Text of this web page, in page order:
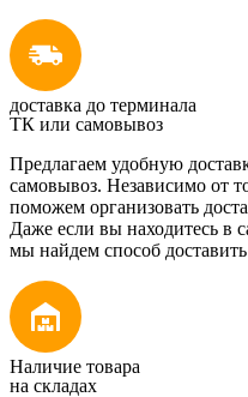
доставка до терминала
ТК или самовывоз
Предлагаем удобную
самовывоз. Независимо от
поможем организовать
Даже если вы находитесь в
мы найдем способ доставить
Наличие товара
на складах